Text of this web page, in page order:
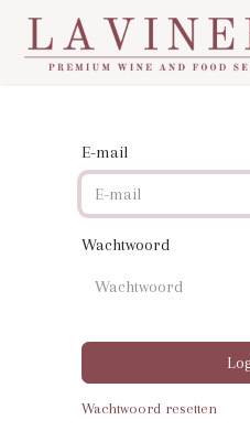
E-mail
Wachtwoord
Wachtwoord resetten